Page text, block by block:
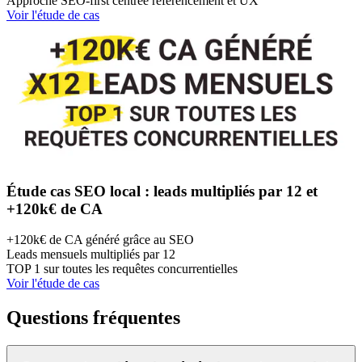
Voir l'étude de cas
Étude cas SEO local : leads multipliés par 12 et
+120k€ de CA
+120k€ de CA généré grâce au SEO
Leads mensuels multipliés par 12
TOP 1 sur toutes les requêtes concurrentielles
Voir l'étude de cas
Questions fréquentes